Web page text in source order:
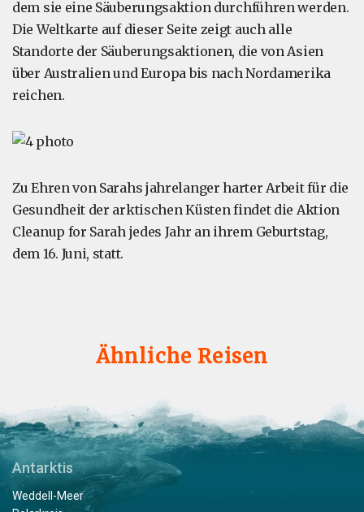
dem sie eine Säuberungsaktion durchführen werden.
Die Weltkarte auf dieser Seite zeigt auch alle
Standorte der Säuberungsaktionen, die von Asien
über Australien und Europa bis nach Nordamerika
reichen.
Zu Ehren von Sarahs jahrelanger harter Arbeit für die
Gesundheit der arktischen Küsten findet die Aktion
Cleanup for Sarah jedes Jahr an ihrem Geburtstag,
dem 16. Juni, statt.
Ähnliche Reisen
Antarktis
Weddell-Meer